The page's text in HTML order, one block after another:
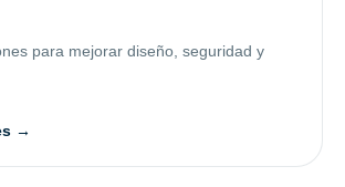
para mejorar diseño, seguridad y
→